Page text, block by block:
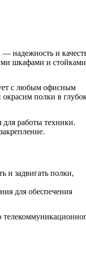
надежность и
шкафами и
с любым офисным
полки в
работы техники.
и задвигать полки,
для обеспечения